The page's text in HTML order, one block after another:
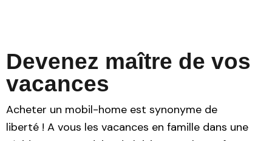
Devenez maître de vos
vacances
Acheter un mobil-home est synonyme de
liberté ! A vous les vacances en famille dans une